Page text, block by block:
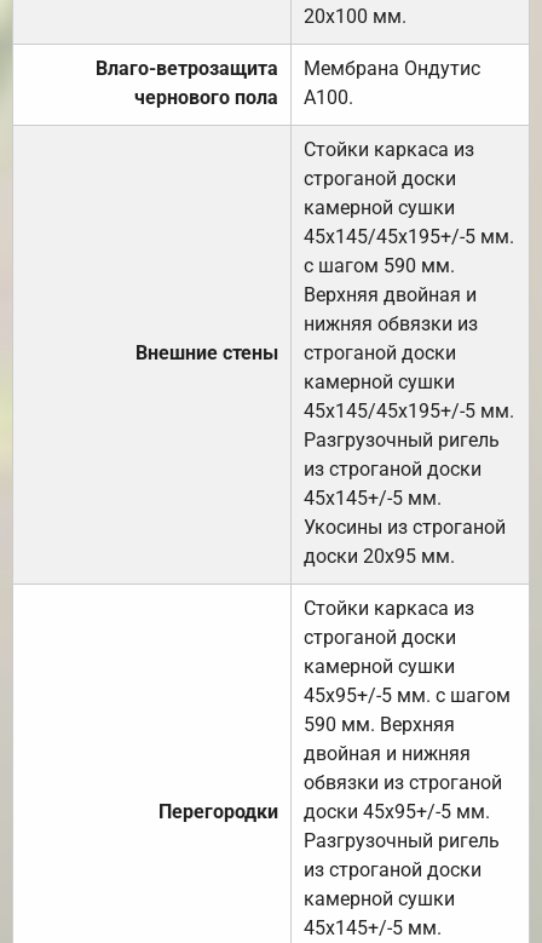
20х100 мм.
Влаго-ветрозащита
чернового пола
Мембрана Ондутис
А100.
Внешние стены
Стойки каркаса из
строганой доски
камерной сушки
45х145/45х195+/-5 мм.
с шагом 590 мм.
Верхняя двойная и
нижняя обвязки из
строганой доски
камерной сушки
45х145/45х195+/-5 мм.
Разгрузочный ригель
из строганой доски
45х145+/-5 мм.
Укосины из строганой
доски 20х95 мм.
Перегородки
Стойки каркаса из
строганой доски
камерной сушки
45х95+/-5 мм. с шагом
590 мм. Верхняя
двойная и нижняя
обвязки из строганой
доски 45х95+/-5 мм.
Разгрузочный ригель
из строганой доски
камерной сушки
45х145+/-5 мм.